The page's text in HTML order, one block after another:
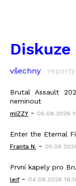
Diskuze
všechny reporty
Brutal Assault
neminout
mIZZY - 06.08.2026
Enter the Eternal
Franta N. -
První kapely pro
leif - 04.08.2026